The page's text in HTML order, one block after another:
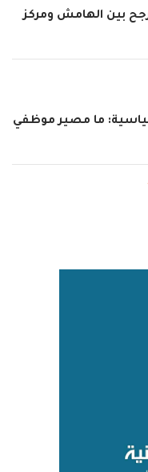
بين الهامش ومركز
ما مصير موظفي